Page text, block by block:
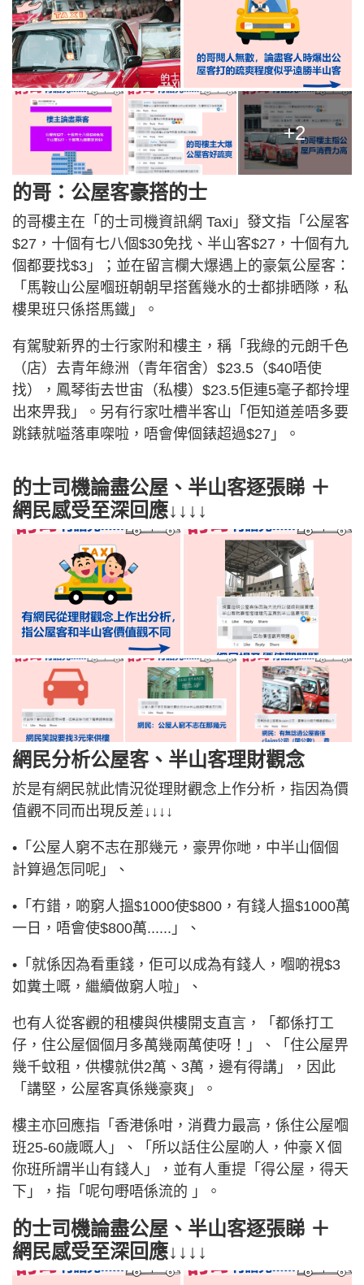
+2
的哥：公屋客豪搭的士
的哥樓主在「的士司機資訊網 Taxi」發文指「公屋客
$27，十個有七八個$30免找、半山客$27，十個有九
個都要找$3」；並在留言欄大爆遇上的豪氣公屋客：
「馬鞍山公屋嗰班朝朝早搭舊幾水的士都排晒隊，私
樓果班只係搭馬鐵」。
有駕駛新界的士行家附和樓主，稱「我綠的元朗千色
（店）去青年綠洲（青年宿舍）$23.5（$40唔使
找），鳳琴街去世宙（私樓）$23.5佢連5毫子都拎埋
出來畀我」。另有行家吐槽半客山「佢知道差唔多要
跳錶就嗌落車㗎啦，唔會俾個錶超過$27」。
的士司機論盡公屋、半山客逐張睇 ＋
網民感受至深回應↓↓↓↓
網民分析公屋客、半山客理財觀念
於是有網民就此情況從理財觀念上作分析，指因為價
值觀不同而出現反差↓↓↓↓
•「公屋人窮不志在那幾元，豪畀你哋，中半山個個
計算過怎同呢」、
•「冇錯，啲窮人搵$1000使$800，有錢人搵$1000萬
一日，唔會使$800萬......」、
•「就係因為看重錢，佢可以成為有錢人，嗰啲視$3
如糞土嘅，繼續做窮人啦」、
也有人從客觀的租樓與供樓開支直言，「都係打工
仔，住公屋個個月多萬幾兩萬使呀！」、「住公屋畀
幾千蚊租，供樓就供2萬、3萬，邊有得講」，因此
「講堅，公屋客真係幾豪爽」。
樓主亦回應指「香港係咁，消費力最高，係住公屋嗰
班25-60歲嘅人」、「所以話住公屋啲人，仲豪Ｘ個
你班所謂半山有錢人」，並有人重提「得公屋，得天
下」，指「呢句嘢唔係流的 」。
的士司機論盡公屋、半山客逐張睇 ＋
網民感受至深回應↓↓↓↓